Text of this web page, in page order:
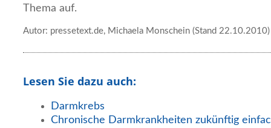
Thema auf.
Autor: pressetext.de, Michaela Monschein (Stand 22.10.2010)
Lesen Sie dazu auch:
Darmkrebs
Chronische Darmkrankheiten zukünftig